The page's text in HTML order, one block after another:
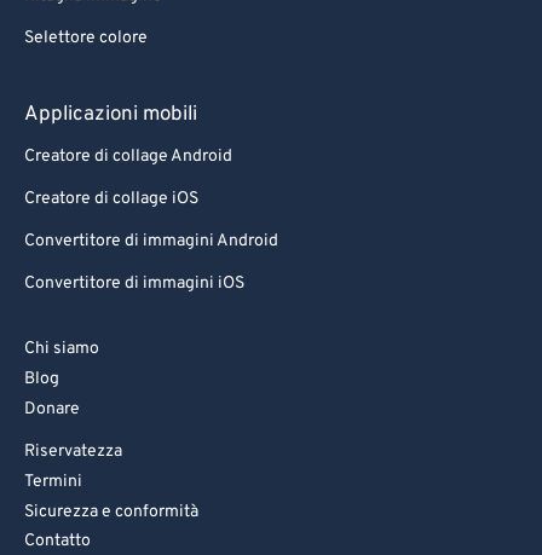
Selettore colore
Applicazioni mobili
Creatore di collage Android
Creatore di collage iOS
Convertitore di immagini Android
Convertitore di immagini iOS
Chi siamo
Blog
Donare
Riservatezza
Termini
Sicurezza e conformità
Contatto